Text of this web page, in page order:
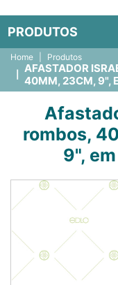
PRODUTOS
Home Produtos
AFASTADOR
40MM, 23CM, 9",
rombos,
9",